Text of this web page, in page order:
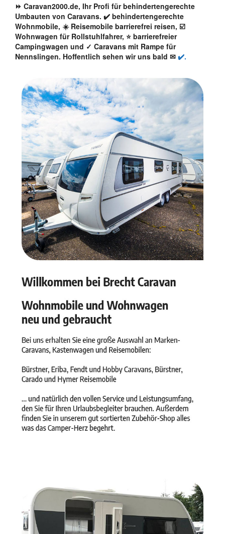
⏩ Caravan2000.de, Ihr Profi für behindertengerechte
Umbauten von Caravans. ✔️ behindertengerechte
Wohnmobile, ☀️ Reisemobile barrierefrei reisen, ☑️
Wohnwagen für Rollstuhlfahrer, ⭐ barrierefreier
Campingwagen und ✓ Caravans mit Rampe für
Nennslingen. Hoffentlich sehen wir uns bald ✉ ✔️.